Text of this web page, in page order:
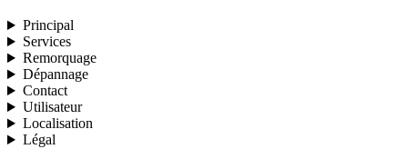
Principal
Services
Remorquage
Dépannage
Contact
Utilisateur
Localisation
Légal